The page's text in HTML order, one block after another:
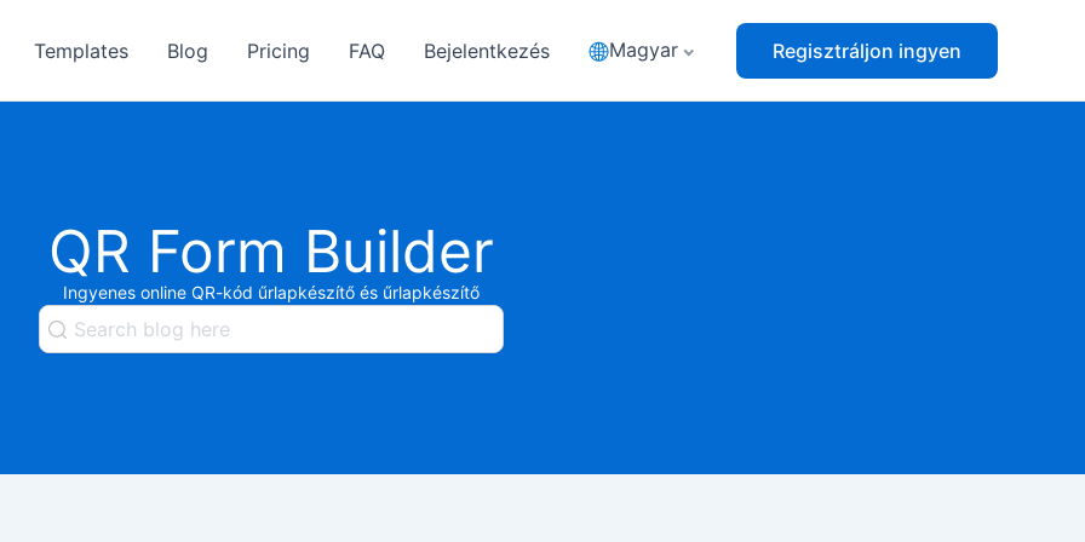
Templates Blog Pricing FAQ Bejelentkezés Magyar Regisztráljon ingyen
QR Form Builder
Ingyenes online QR-kód űrlapkészítő és űrlapkészítő